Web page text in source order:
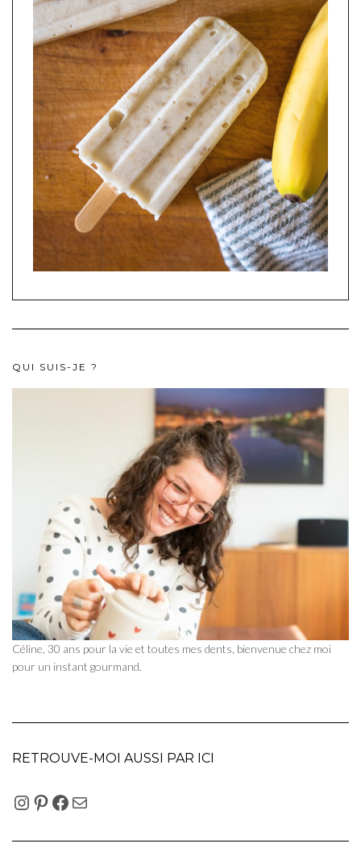
QUI SUIS-JE ?
Céline, 30 ans pour la vie et toutes mes dents, bienvenue chez moi
pour un instant gourmand.
RETROUVE-MOI AUSSI PAR ICI
INSTAGRAM
PINTEREST
FACEBOOK
E-MAIL